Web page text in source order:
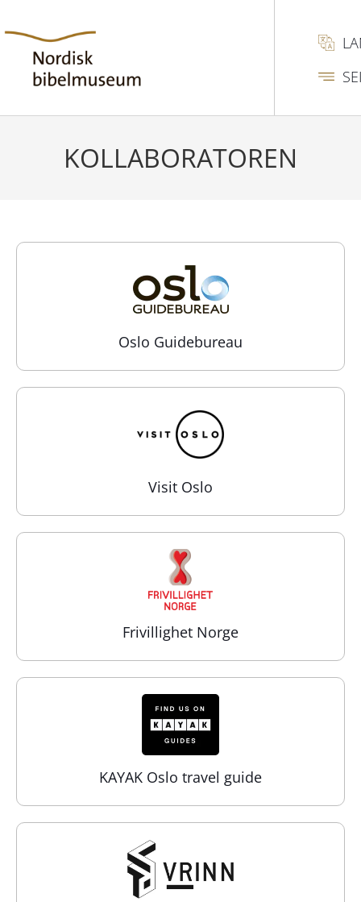
KOLLABORATOREN
Oslo Guidebureau
Visit Oslo
Frivillighet Norge
KAYAK Oslo travel guide